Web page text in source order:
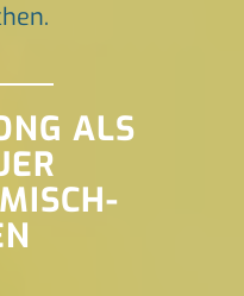
ALS